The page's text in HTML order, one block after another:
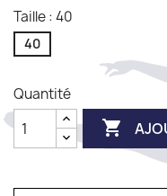
Taille : 40
40
Quantité
